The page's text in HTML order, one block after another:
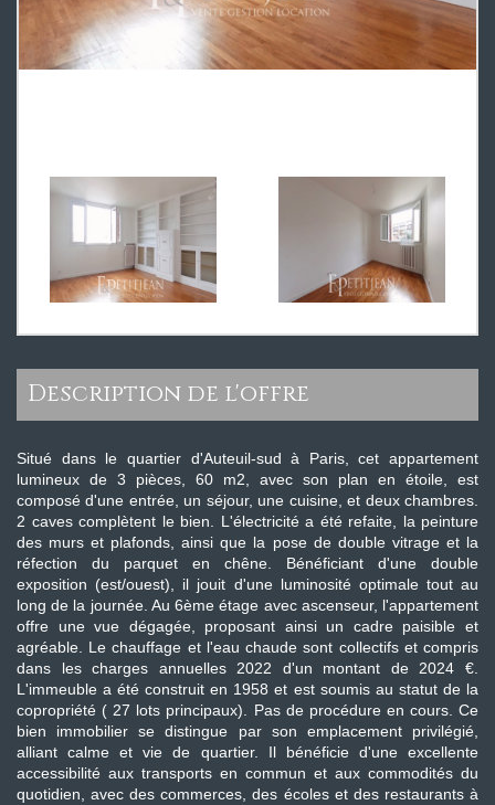
description de l'offre
Situé dans le quartier d'Auteuil-sud à Paris, cet appartement
lumineux de 3 pièces, 60 m2, avec son plan en étoile, est
composé d'une entrée, un séjour, une cuisine, et deux chambres.
2 caves complètent le bien. L'électricité a été refaite, la peinture
des murs et plafonds, ainsi que la pose de double vitrage et la
réfection du parquet en chêne. Bénéficiant d'une double
exposition (est/ouest), il jouit d'une luminosité optimale tout au
long de la journée. Au 6ème étage avec ascenseur, l'appartement
offre une vue dégagée, proposant ainsi un cadre paisible et
agréable. Le chauffage et l'eau chaude sont collectifs et compris
dans les charges annuelles 2022 d'un montant de 2024 €.
L'immeuble a été construit en 1958 et est soumis au statut de la
copropriété ( 27 lots principaux). Pas de procédure en cours. Ce
bien immobilier se distingue par son emplacement privilégié,
alliant calme et vie de quartier. Il bénéficie d'une excellente
accessibilité aux transports en commun et aux commodités du
quotidien, avec des commerces, des écoles et des restaurants à